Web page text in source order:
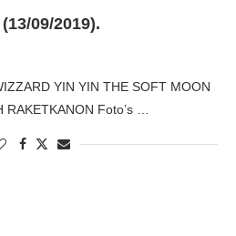
09/2019).
YIN YIN THE SOFT MOON
RAKETKANON Foto’s …